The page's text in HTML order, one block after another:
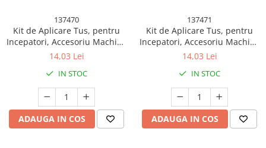
Kendama Silken V3 King Size
Kendama Super Sticky V2 Cupe
Instalatii Solare
Lampi solare
137470
Kit de Aplicare Tus, pentru
Incepatori, Accesoriu Machiaj,
4 Produse, Tus Impermeabil,
14,03 Lei
IN STOC
ADAUGA IN COS
137471
Kit de Aplicare Tus, pentru
Incepatori, Accesoriu Machiaj,
4 Produse, Tus Impermeabil,
14,03 Lei
IN STOC
ADAUGA IN COS